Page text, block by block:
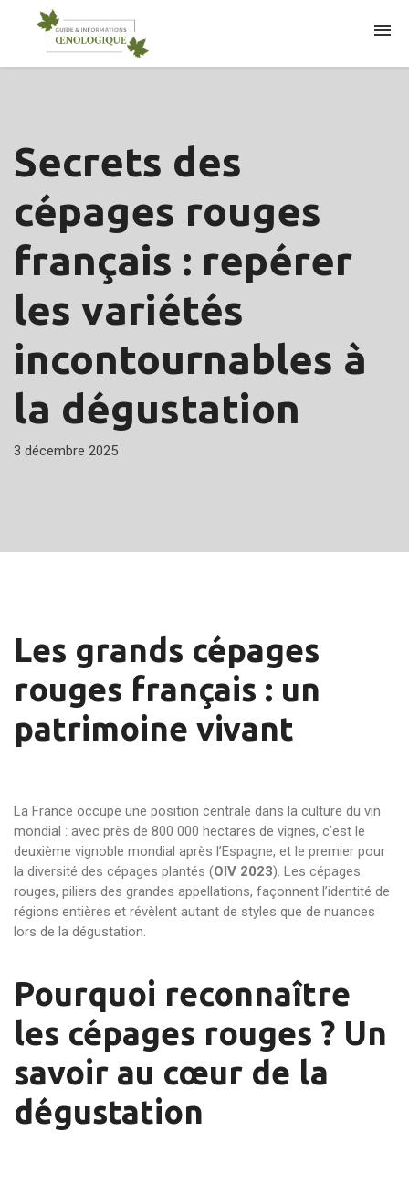
Secrets des
cépages rouges
français : repérer
les variétés
incontournables à
la dégustation
3 décembre 2025
Les grands cépages
rouges français : un
patrimoine vivant
La France occupe une position centrale dans la culture du vin
mondial : avec près de 800 000 hectares de vignes, c’est le
deuxième vignoble mondial après l’Espagne, et le premier pour
la diversité des cépages plantés (OIV 2023). Les cépages
rouges, piliers des grandes appellations, façonnent l’identité de
régions entières et révèlent autant de styles que de nuances
lors de la dégustation.
Pourquoi reconnaître
les cépages rouges ? Un
savoir au cœur de la
dégustation